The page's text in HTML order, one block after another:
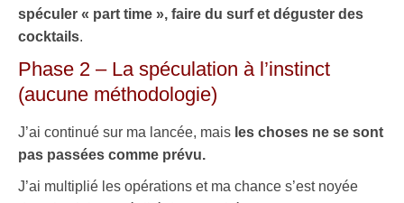
spéculer « part time », faire du surf et déguster des
cocktails.
Phase 2 – La spéculation à l’instinct
(aucune méthodologie)
J’ai continué sur ma lancée, mais les choses ne se sont
pas passées comme prévu.
J’ai multiplié les opérations et ma chance s’est noyée